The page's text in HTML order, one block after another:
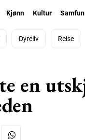
Kjønn Kultur
Dyreliv Reise
en